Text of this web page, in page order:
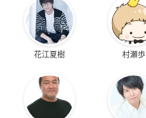
花江夏樹 村瀬歩